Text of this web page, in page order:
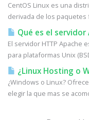
CentOS Linux es una
derivada de los paquetes
Qué es el servidor
El servidor HTTP Apache
para plataformas Unix
¿Linux Hosting o
¿Windows o Linux?
elegir la que mas se